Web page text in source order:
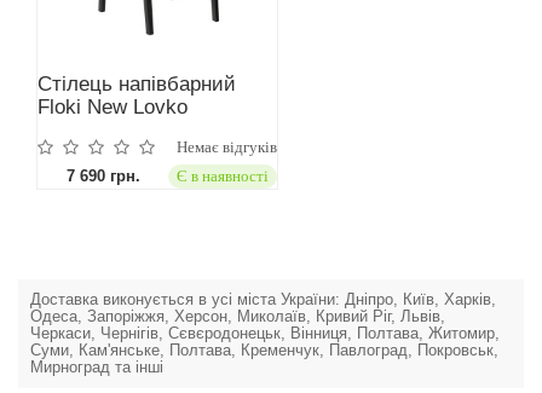
Стілець напівбарний
Floki New Lovko
Немає відгуків
7 690 грн.
Є в наявності
Доставка виконується в усі міста України: Дніпро, Київ, Харків,
Одеса, Запоріжжя, Херсон, Миколаїв, Кривий Ріг, Львів,
Черкаси, Чернігів, Сєвєродонецьк, Вінниця, Полтава, Житомир,
Суми, Кам'янське, Полтава, Кременчук, Павлоград, Покровськ,
Мирноград та інші